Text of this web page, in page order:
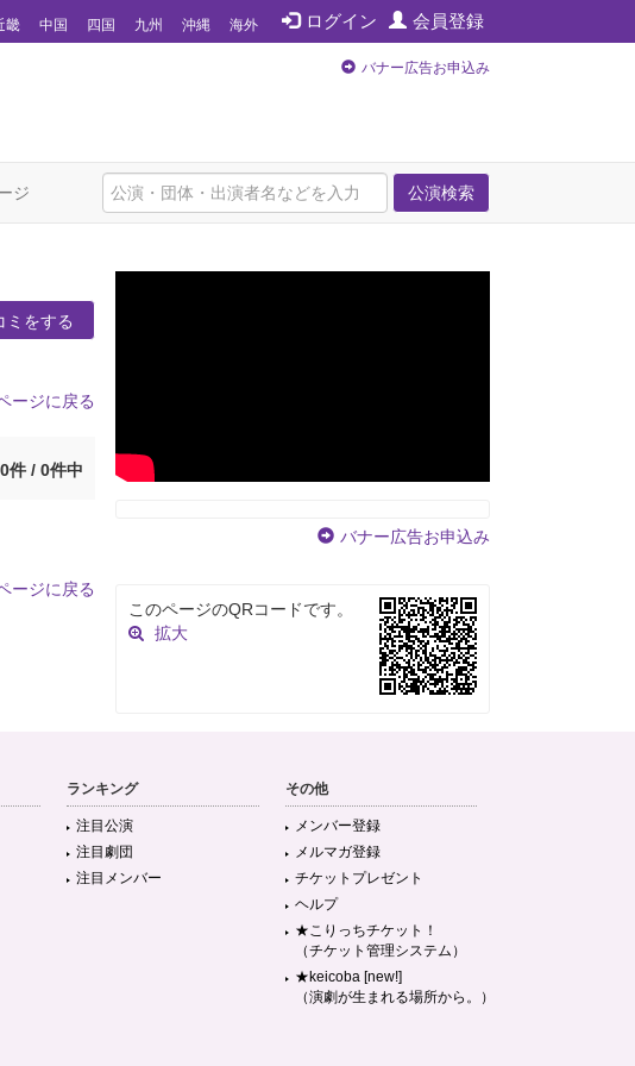
ログイン 会員登録
畿 中国 四国 九州 沖縄 海外
バナー広告お申込み
公演検索
ジ
をする
ージに戻る
件 / 0件中
ージに戻る
バナー広告お申込み
このページのQRコードです。
拡大
ランキング
注目公演
注目劇団
注目メンバー
その他
メンバー登録
メルマガ登録
チケットプレゼント
ヘルプ
★こりっちチケット！
（チケット管理システム）
★keicoba [new!]
（演劇が生まれる場所から。）